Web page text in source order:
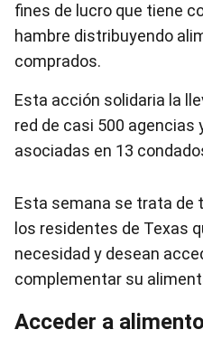
fines de lucro que tiene
hambre distribuyendo
comprados.
Esta acción solidaria la
red de casi 500 agencias
asociadas en 13
Esta semana se trata de
los residentes de Texas
necesidad y desean
complementar su
Acceder a